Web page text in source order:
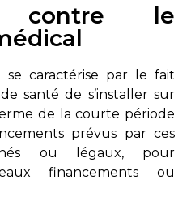
le
se caractérise par le fait
santé de s’installer sur
de la courte période
prévus par ces
ou légaux, pour
financements ou